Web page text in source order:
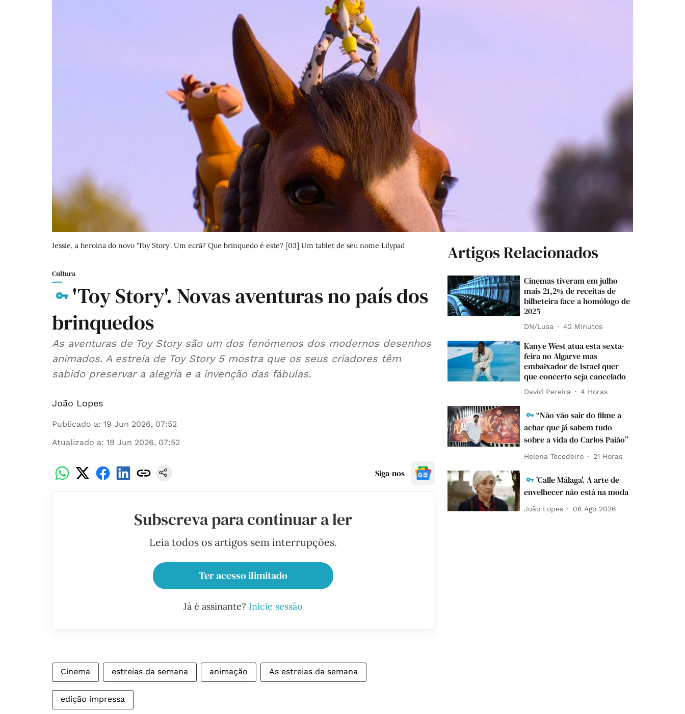
Jessie, a heroína do novo 'Toy Story'. Um ecrã? Que brinquedo é este? [03] Um tablet de seu nome Lilypad
Cultura
'Toy Story'. Novas aventuras no país dos
brinquedos
As aventuras de Toy Story são um dos fenómenos dos modernos desenhos
animados. A estreia de Toy Story 5 mostra que os seus criadores têm
sabido preservar a alegria e a invenção das fábulas.
João Lopes
Publicado a: 19 Jun 2026, 07:52
Atualizado a: 19 Jun 2026, 07:52
Siga-nos
Subscreva para continuar a ler
Leia todos os artigos sem interrupções.
Ter acesso ilimitado
Já é assinante? Inicie sessão
Cinema estreias da semana animação As estreias da semana
edição impressa
Artigos Relacionados
Cinemas tiveram em julho
mais 21,2% de receitas de
bilheteira face a homólogo de
2025
DN/Lusa 42 Minutos
Kanye West atua esta sexta-
feira no Algarve mas
embaixador de Israel quer
que concerto seja cancelado
David Pereira 4 Horas
“Não vão sair do filme a
achar que já sabem tudo
sobre a vida do Carlos Paião”
Helena Tecedeiro 21 Horas
'Calle Málaga'. A arte de
envelhecer não está na moda
João Lopes 06 Ago 2026